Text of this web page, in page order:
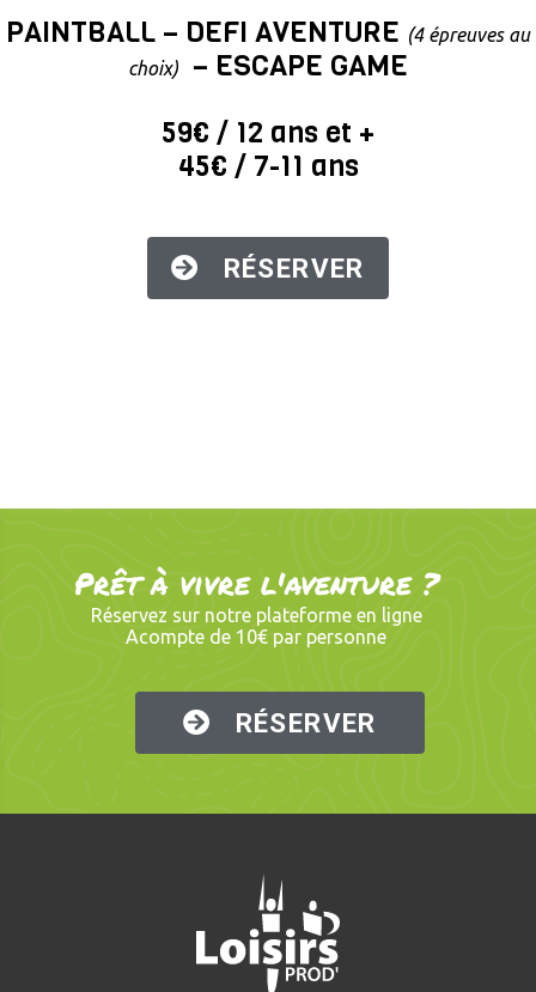
PAINTBALL – DEFI AVENTURE (4 épreuves au
choix)
– ESCAPE GAME
59€ / 12 ans et +
45€ / 7-11 ans
RÉSERVER
Prêt à vivre l'aventure ?
Réservez sur notre plateforme en ligne
Acompte de 10€ par personne
RÉSERVER